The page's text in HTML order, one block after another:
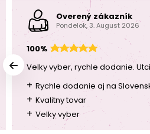
Overený zákazník
Pondelok, 3. August 2026
100%
Velky vyber, rychle dodanie.
+ Rychle dodanie aj na
+ Kvalitny tovar
+ Velky vyber